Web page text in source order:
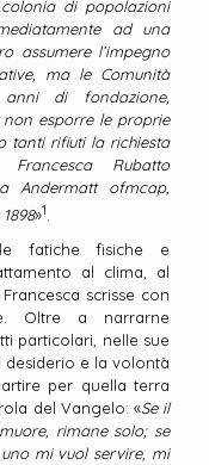
di popolazioni
ad una
assumere l’impegno
ma le Comunità
di fondazione,
esporre le proprie
tanti rifiuti la richiesta
Rubatto
Andermatt ofmcap,
»1.
fatiche fisiche e
al clima, al
scrisse con
Oltre a narrarne
particolari, nelle sue
desiderio e la volontà
per quella terra
del Vangelo: «Se il
rimane solo; se
mi vuol servire, mi